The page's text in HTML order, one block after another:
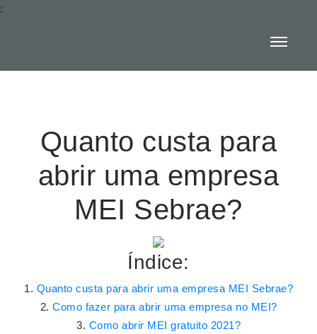
:
Quanto custa para
abrir uma empresa
MEI Sebrae?
Índice:
Quanto custa para abrir uma empresa MEI Sebrae?
Como fazer para abrir uma empresa no MEI?
Como abrir MEI gratuito 2021?